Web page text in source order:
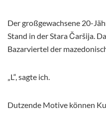
Der großgewachsene 20-
Stand in der Stara Čaršija.
Bazarviertel der
„L“, sagte ich.
Dutzende Motive können